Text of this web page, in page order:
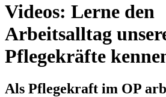
Videos: Lerne den
Arbeitsalltag
Pflegekräfte
Als Pflegekraft im OP